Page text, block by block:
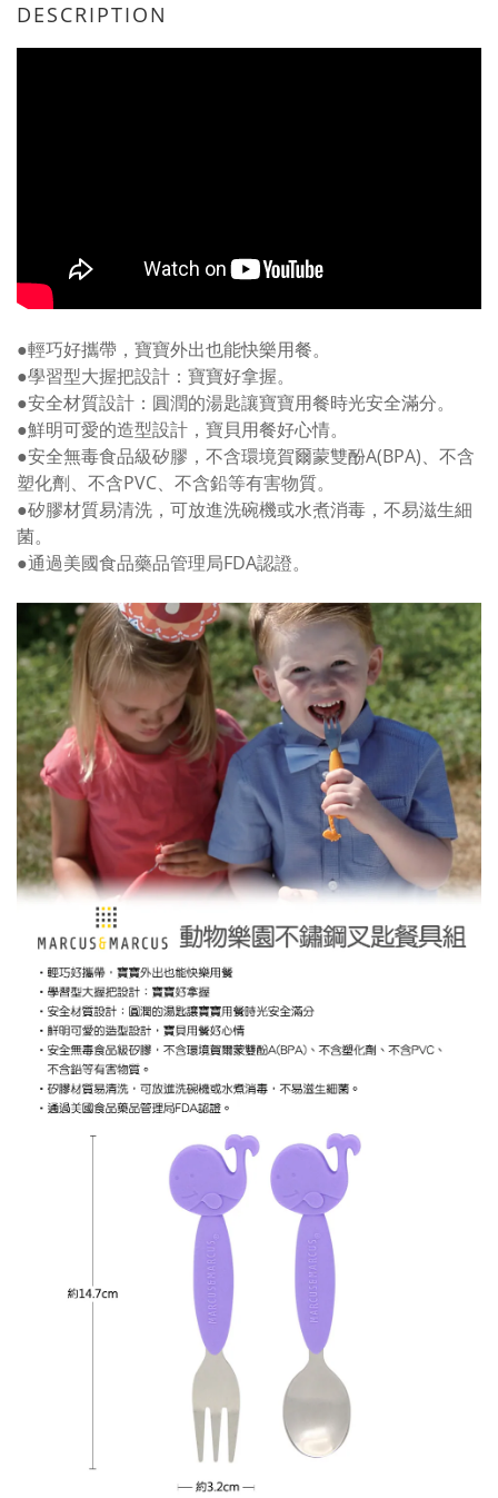
DESCRIPTION
●輕巧好攜帶，寶寶外出也能快樂用餐。
●學習型大握把設計：寶寶好拿握。
●安全材質設計：圓潤的湯匙讓寶寶用餐時光安全滿分。
●鮮明可愛的造型設計，寶貝用餐好心情。
●安全無毒食品級矽膠，不含環境賀爾蒙雙酚A(BPA)、不含
塑化劑、不含PVC、不含鉛等有害物質。
●矽膠材質易清洗，可放進洗碗機或水煮消毒，不易滋生細
菌。
●通過美國食品藥品管理局FDA認證。